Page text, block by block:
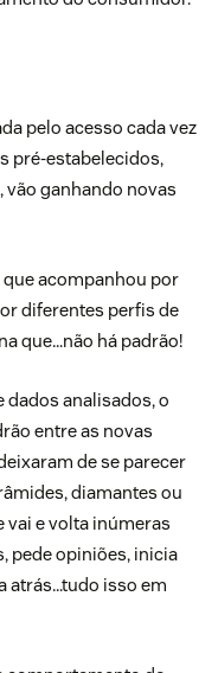
pelo acesso cada vez
pré-estabelecidos,
ganhando novas
que acompanhou por
diferentes perfis de
que…não há padrão!
dados analisados, o
entre as novas
de se parecer
diamantes ou
vai e volta inúmeras
pede opiniões, inicia
atrás…tudo isso em